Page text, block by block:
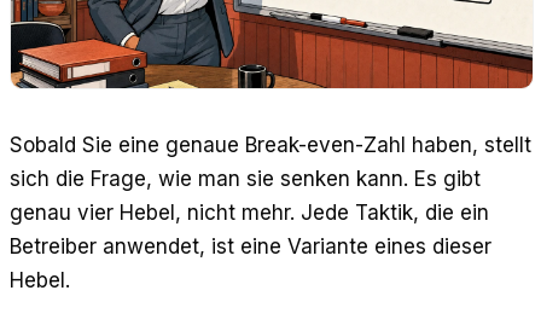
Sobald Sie eine genaue Break-even-Zahl haben, stellt
sich die Frage, wie man sie senken kann. Es gibt
genau vier Hebel, nicht mehr. Jede Taktik, die ein
Betreiber anwendet, ist eine Variante eines dieser
Hebel.